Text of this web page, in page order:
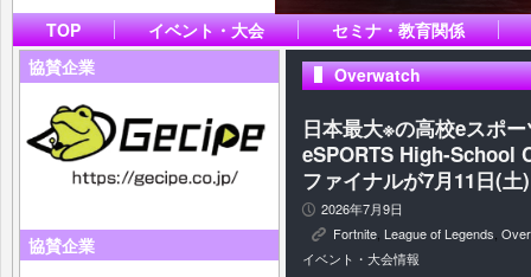
TOP イベント・大会
セミナ・教育関係
協賛企業
協賛企業
Overwatch
日本最大※の高校eスポ
eSPORTS High-School
ファイナルが7月11日(土
P 2026年7月9日
K Fortnite League of Legends
イベント・大会情報